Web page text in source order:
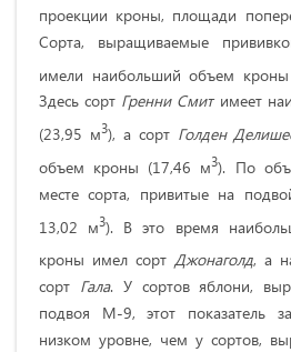
проекции кроны, площади
Сорта, выращиваемые
имели наибольший объем
Здесь сорт Гренни Смит имеет
(23,95 м3), а сорт Голден
объем кроны (17,46 м3). По
месте сорта, привитые на
13,02 м3). В это время
кроны имел сорт Джонаголд, а
сорт Гала. У сортов яблони,
подвоя М-9, этот показатель
низком уровне, чем у сортов,